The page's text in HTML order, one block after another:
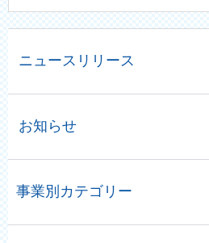
ニュースリリース
お知らせ
事業別カテゴリー